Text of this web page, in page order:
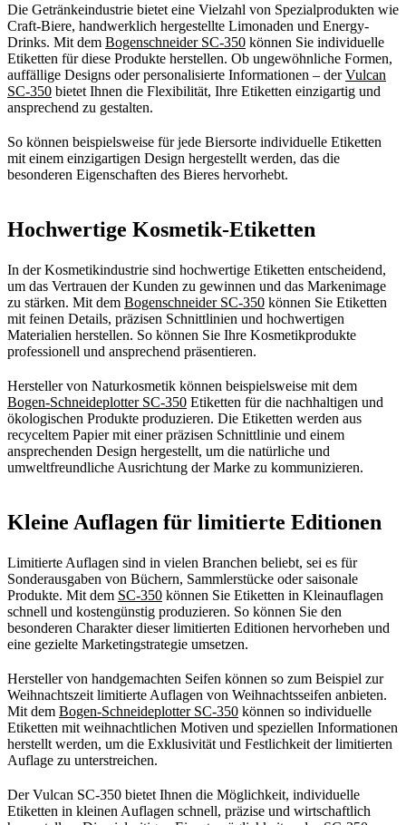
Die Getränkeindustrie bietet eine Vielzahl von Spezialprodukten wie
Craft-Biere, handwerklich hergestellte Limonaden und Energy-
Drinks. Mit dem Bogenschneider SC-350 können Sie individuelle
Etiketten für diese Produkte herstellen. Ob ungewöhnliche Formen,
auffällige Designs oder personalisierte Informationen – derVulcan
SC-350 bietet Ihnen die Flexibilität, Ihre Etiketten einzigartig und
ansprechend zu gestalten.
So können beispielsweise für jede Biersorte individuelle Etiketten
mit einem einzigartigen Design hergestellt werden, das die
besonderen Eigenschaften des Bieres hervorhebt.
Hochwertige Kosmetik-Etiketten
In der Kosmetikindustrie sind hochwertige Etiketten entscheidend,
um das Vertrauen der Kunden zu gewinnen und das Markenimage
zu stärken. Mit dem Bogenschneider SC-350 können Sie Etiketten
mit feinen Details, präzisen Schnittlinien und hochwertigen
Materialien herstellen. So können Sie Ihre Kosmetikprodukte
professionell und ansprechend präsentieren.
Hersteller von Naturkosmetik können beispielsweise mit dem
Bogen-Schneideplotter SC-350 Etiketten für die nachhaltigen und
ökologischen Produkte produzieren. Die Etiketten werden aus
recyceltem Papier mit einer präzisen Schnittlinie und einem
ansprechenden Design hergestellt, um die natürliche und
umweltfreundliche Ausrichtung der Marke zu kommunizieren.
Kleine Auflagen für limitierte Editionen
Limitierte Auflagen sind in vielen Branchen beliebt, sei es für
Sonderausgaben von Büchern, Sammlerstücke oder saisonale
Produkte. Mit dem SC-350 können Sie Etiketten in Kleinauflagen
schnell und kostengünstig produzieren. So können Sie den
besonderen Charakter dieser limitierten Editionen hervorheben und
eine gezielte Marketingstrategie umsetzen.
Hersteller von handgemachten Seifen können so zum Beispiel zur
Weihnachtszeit limitierte Auflagen von Weihnachtsseifen anbieten.
Mit dem Bogen-Schneideplotter SC-350 können so individuelle
Etiketten mit weihnachtlichen Motiven und speziellen Informationen
herstellt werden, um die Exklusivität und Festlichkeit der limitierten
Auflage zu unterstreichen.
Der Vulcan SC-350 bietet Ihnen die Möglichkeit, individuelle
Etiketten in kleinen Auflagen schnell, präzise und wirtschaftlich